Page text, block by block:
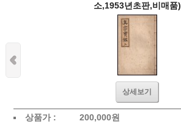
소,1953년초판,비매품)
상세보기
상품가 : 200,000원